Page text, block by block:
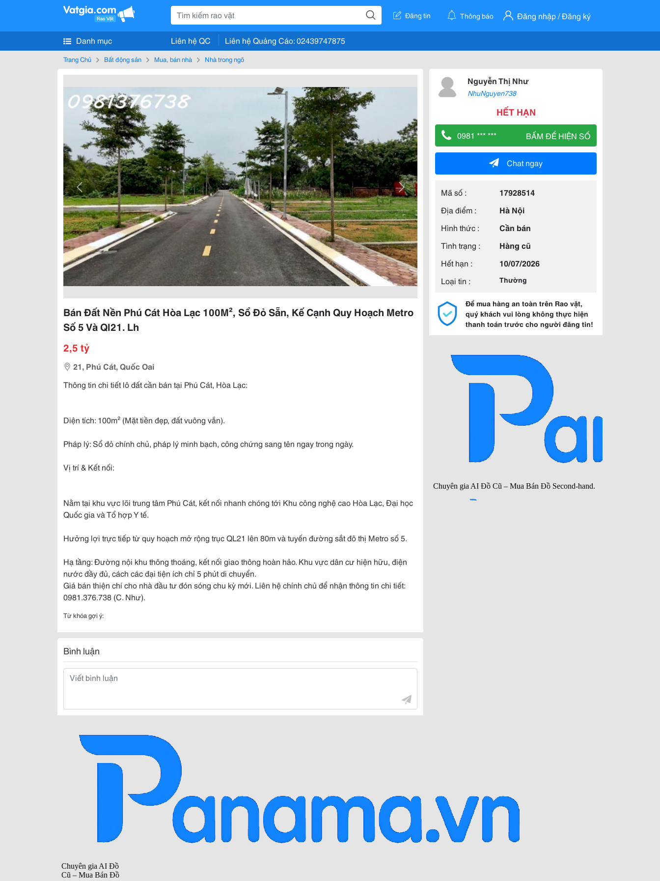
Đăng tin Thông báo Đăng nhập / Đăng ký
Danh mục Liên hệ QC Liên hệ Quảng Cáo: 02439747875
Trang Chủ Bất động sản Mua, bán nhà Nhà trong ngõ
Bán Đất Nền Phú Cát Hòa Lạc 100M², Sổ Đỏ Sẵn, Kế Cạnh Quy Hoạch Metro
Số 5 Và Ql21. Lh
2,5 tỷ
21, Phú Cát, Quốc Oai
Thông tin chi tiết lô đất cần bán tại Phú Cát, Hòa Lạc:
Diện tích: 100m² (Mặt tiền đẹp, đất vuông vắn).
Pháp lý: Sổ đỏ chính chủ, pháp lý minh bạch, công chứng sang tên ngay trong ngày.
Vị trí & Kết nối:
Nằm tại khu vực lõi trung tâm Phú Cát, kết nối nhanh chóng tới Khu công nghệ cao Hòa Lạc, Đại học
Quốc gia và Tổ hợp Y tế.
Hưởng lợi trực tiếp từ quy hoạch mở rộng trục QL21 lên 80m và tuyến đường sắt đô thị Metro số 5.
Hạ tầng: Đường nội khu thông thoáng, kết nối giao thông hoàn hảo. Khu vực dân cư hiện hữu, điện
nước đầy đủ, cách các đại tiện ích chỉ 5 phút di chuyển.
Giá bán thiện chí cho nhà đầu tư đón sóng chu kỳ mới. Liên hệ chính chủ để nhận thông tin chi tiết:
0981.376.738 (C. Như).
Từ khóa gợi ý:
Bình luận
Nguyễn Thị Như
NhuNguyen738
HẾT HẠN
0981 *** *** BẤM ĐỂ HIỆN SỐ
Chat ngay
Mã số :
17928514
Địa điểm :
Hà Nội
Hình thức :
Cần bán
Tình trạng :
Hàng cũ
Hết hạn :
10/07/2026
Loại tin :
Thường
Để mua hàng an toàn trên Rao vặt,
quý khách vui lòng không thực hiện
thanh toán trước cho người đăng tin!